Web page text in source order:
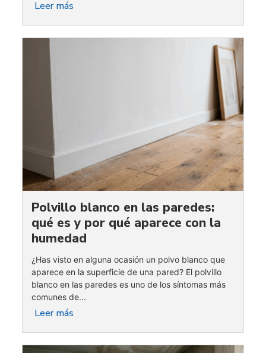
Leer más
Polvillo blanco en las paredes:
qué es y por qué aparece con la
humedad
¿Has visto en alguna ocasión un polvo blanco que
aparece en la superficie de una pared? El polvillo
blanco en las paredes es uno de los síntomas más
comunes de...
Leer más